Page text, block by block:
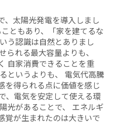
、太陽光発電を導入しまし
ともあり、「家を建てるな
う認識は自然とありまし
られる最大容量よりも、
自家消費できることを重
というよりも、 電気代高騰
を得られる点に価値を感じ
、電気を安定して使える環
光があることで、 エネルギ
覚が生まれたのは大きいで